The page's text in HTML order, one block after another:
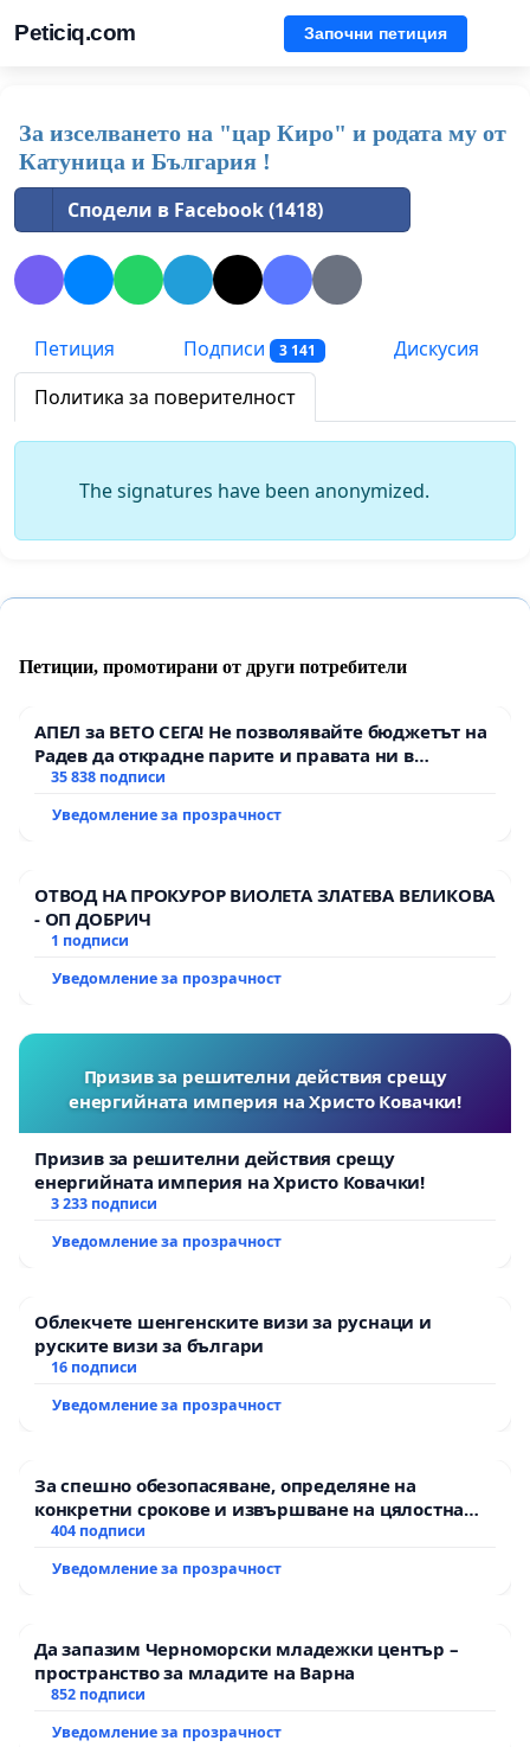
Peticiq.com Започни петиция
За изселването на "цар Киро" и родата му от
Катуница и България !
Сподели в Facebook (1418)
Петиция Подписи 3 141
Дискусия
Политика за поверителност
The signatures have been anonymized.
Петиции, промотирани от други потребители
АПЕЛ за ВЕТО СЕГА! Не позволявайте бюджетът на
Радев да открадне парите и правата ни в
тъмното
35 838 подписи
Уведомление за прозрачност
ОТВОД НА ПРОКУРОР ВИОЛЕТА ЗЛАТЕВА ВЕЛИКОВА
- ОП ДОБРИЧ
1 подписи
Уведомление за прозрачност
Призив за решителни действия срещу
енергийната империя на Христо Ковачки!
Призив за решителни действия срещу
енергийната империя на Христо Ковачки!
3 233 подписи
Уведомление за прозрачност
Облекчете шенгенските визи за руснаци и
руските визи за българи
16 подписи
Уведомление за прозрачност
За спешно обезопасяване, определяне на
конкретни срокове и извършване на цялостна
рехабилитация на републиканския път между
Мирово - к.к. Момин проход
404 подписи
Уведомление за прозрачност
Да запазим Черноморски младежки център –
пространство за младите на Варна
852 подписи
Уведомление за прозрачност